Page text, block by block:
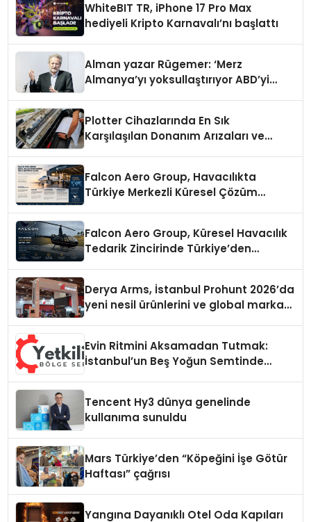
WhiteBIT TR, iPhone 17 Pro Max
hediyeli Kripto Karnavalı’nı başlattı
Alman yazar Rügemer: ‘Merz
Almanya’yı yoksullaştırıyor ABD’yi
Plotter Cihazlarında En Sık
Karşılaşılan Donanım Arızaları ve
Falcon Aero Group, Havacılıkta
Türkiye Merkezli Küresel Çözüm
Falcon Aero Group, Küresel Havacılık
Tedarik Zincirinde Türkiye’den
Derya Arms, İstanbul Prohunt 2026’da
yeni nesil ürünlerini ve global marka
Evin Ritmini Aksamadan Tutmak:
İstanbul’un Beş Yoğun Semtinde
Tencent Hy3 dünya genelinde
kullanıma sunuldu
Mars Türkiye’den “Köpeğini İşe Götür
Haftası” çağrısı
Yangına Dayanıklı Otel Oda Kapıları